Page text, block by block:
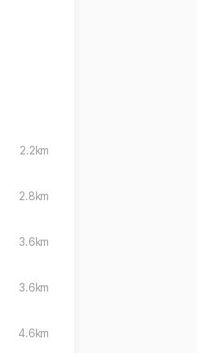
2.2km
2.8km
3.6km
3.6km
4.6km